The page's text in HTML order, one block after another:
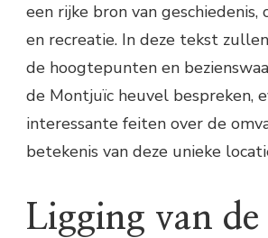
een rijke bron van
en recreatie. In deze tekst
de hoogtepunten en
de Montjuïc heuvel bespreken,
interessante feiten over de
betekenis van deze unieke
Ligging van de